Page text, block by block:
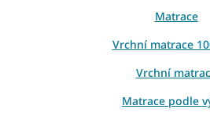
Matrace
Vrchní matrace
Vrchní
Matrace podle